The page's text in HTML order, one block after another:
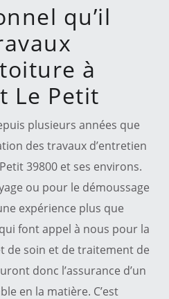
qu’il
à
Le Petit
plusieurs années que
des travaux d’entretien
39800 et ses environs.
ou pour le démoussage
expérience plus que
font appel à nous pour la
de soin et de traitement de
donc l’assurance d’un
en la matière. C’est